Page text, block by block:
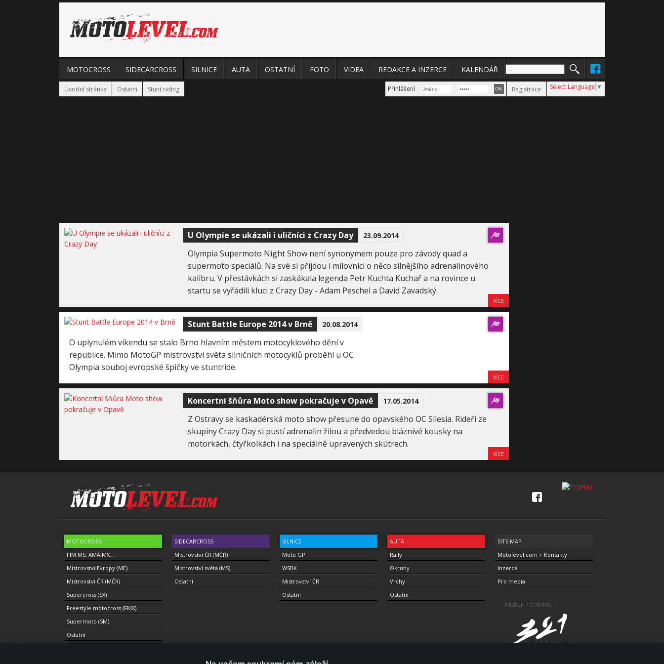
MOTOCROSS SIDECARCROSS SILNICE AUTA OSTATNÍ FOTO VIDEA REDAKCE A INZERCE KALENDÁŘ
Úvodní stránka Ostatni Stunt riding Přihlášení Registrace Select Language ▼
U Olympie se ukázali i uličníci z Crazy Day 23.09.2014
Olympia Supermoto Night Show není synonymem pouze pro závody quad a
supermoto speciálů. Na své si přijdou i milovníci o něco silnějšího adrenalinového
kalibru. V přestávkách si zaskákala legenda Petr Kuchta Kuchař a na rovince u
startu se vyřádili kluci z Crazy Day - Adam Peschel a David Zavadský.
VÍCE
Stunt Battle Europe 2014 v Brně 20.08.2014
O uplynulém víkendu se stalo Brno hlavním městem motocyklového dění v
republice. Mimo MotoGP mistrovství světa silničních motocyklů proběhl u OC
Olympia souboj evropské špičky ve stuntride.
VÍCE
Koncertní šňůra Moto show pokračuje v Opavě 17.05.2014
Z Ostravy se kaskadérská moto show přesune do opavského OC Silesia. Rideři ze
skupiny Crazy Day si pustí adrenalin žilou a předvedou bláznivé kousky na
motorkách, čtyřkolkách i na speciálně upravených skútrech.
VÍCE
MOTOCROSS
FIM MS, AMA MX...
Mistrovství Evropy (ME)
Mistrovství ČR (MČR)
Supercross (SX)
Freestyle motocross (FMX)
Supermoto (SM)
Ostatní
SIDECARCROSS
Mistrovství ČR (MČR)
Mistrovství světa (MS)
Ostatní
SILNICE
Moto GP
WSBK
Mistrovství ČR
Ostatní
AUTA
Rally
Okruhy
Vrchy
Ostatní
SITE MAP
Motolevel.com + Kontakty
Inzerce
Pro media
DESIGN / CODING